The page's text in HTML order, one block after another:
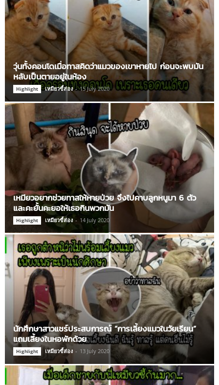
วุ่นทั้งคอนโดเมื่อทาสคิดว่าแมวของเขาหายไป ก่อนจะพบมัน
หลับเป็นตายอยู่ในห้อง
Highlight เหมียวขี้ส่อง - 15 July 2020
เหมียวอยากช่วยทาสให้หายป่วย จึงไปคาบลูกหนูมา 6 ตัว
และคะยั้นคะยอให้เธอกินพวกมัน
Highlight เหมียวขี้ส่อง - 14 July 2020
นักศึกษาสาวแชร์ประสบการณ์ “การเลี้ยงแมวในวัยเรียน”
แถมเลี้ยงในหอพักด้วย
Highlight เหมียวขี้ส่อง - 13 July 2020